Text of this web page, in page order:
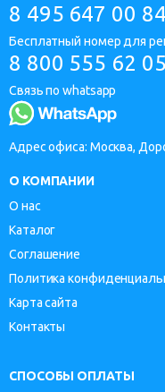
8 495 647 00 84
Бесплатный номер для
8 800 555 62 05
Связь по whatsapp
Адрес офиса: Москва,
О КОМПАНИИ
О нас
Каталог
Соглашение
Политика
Карта сайта
Контакты
СПОСОБЫ ОПЛАТЫ